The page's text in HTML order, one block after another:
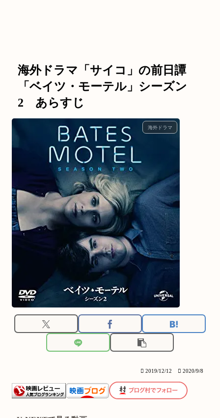
海外ドラマ「サイコ」の前日譚
「ベイツ・モーテル」シーズン
2 あらすじ
海外ドラマ
2019/12/12 2020/9/8